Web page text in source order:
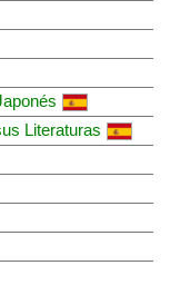
Literaturas